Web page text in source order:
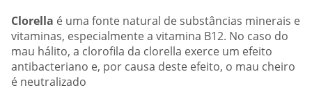
Clorella é uma fonte natural de substâncias minerais e
vitaminas, especialmente a vitamina B12. No caso do
mau hálito, a clorofila da clorella exerce um efeito
antibacteriano e, por causa deste efeito, o mau cheiro
é neutralizado